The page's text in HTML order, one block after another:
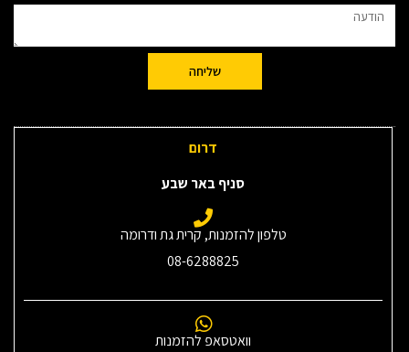
שליחה
דרום
סניף באר שבע
טלפון להזמנות, קרית גת ודרומה
08-6288825
וואטסאפ להזמנות